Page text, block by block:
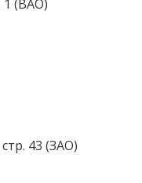
1 (ВАО)
43 (ЗАО)